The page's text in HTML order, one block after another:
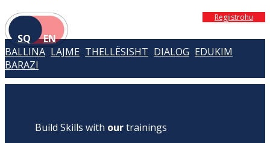
SQ EN
Regjistrohu
BALLINA LAJME THELLËSISHT DIALOG EDUKIM
BARAZI
Build Skills with ourtrainings